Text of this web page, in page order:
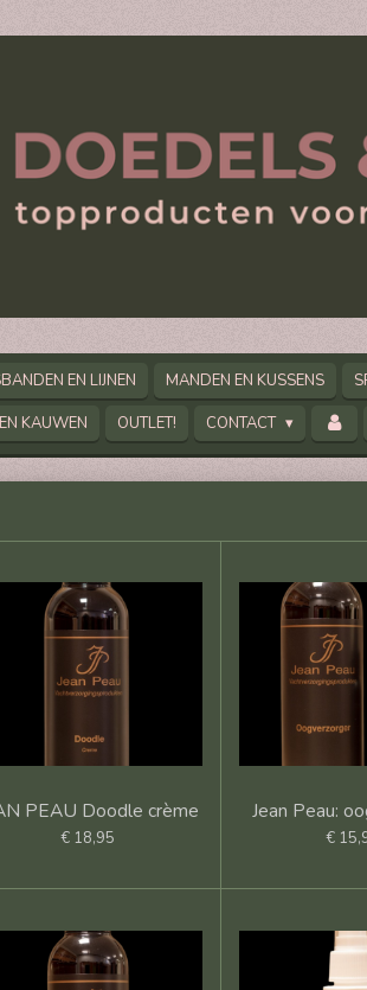
EN LIJNEN MANDEN EN KUSSENS
KAUWEN OUTLET! CONTACT
PEAU Doodle crème
€ 18,95
Jean Peau:
€